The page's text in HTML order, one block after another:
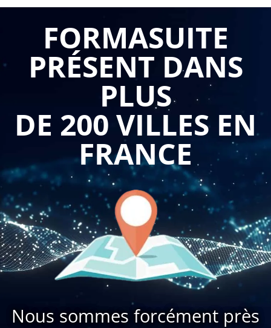
FORMASUITE
PRÉSENT DANS
PLUS
DE 200 VILLES EN
FRANCE
Nous sommes forcément près